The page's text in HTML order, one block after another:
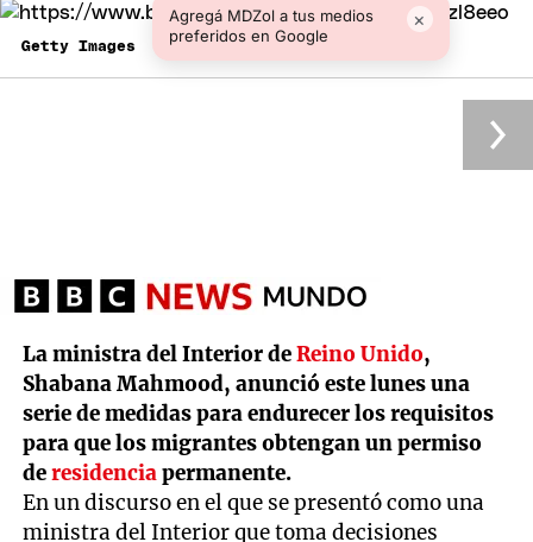
Agregá MDZol a tus medios
preferidos en Google
×
Getty Images
La ministra del Interior deReino Unido,
Shabana Mahmood, anunció este lunes una
serie de medidas para endurecer los requisitos
para que los migrantes obtengan un permiso
deresidenciapermanente.
En un discurso en el que se presentó como una
ministra del Interior que toma decisiones